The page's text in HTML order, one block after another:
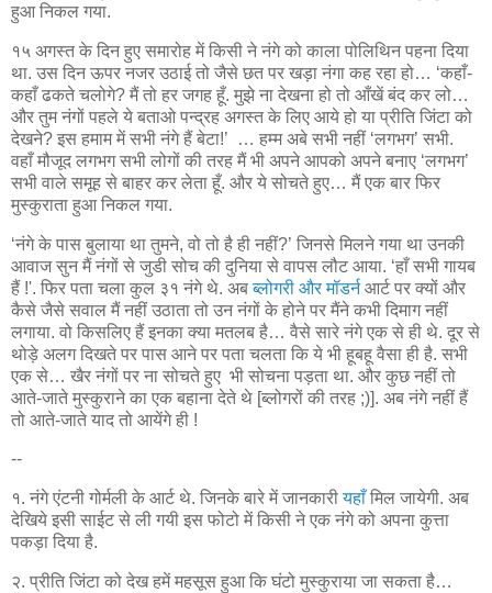
हुआ निकल गया.
१५ अगस्त के दिन हुए समारोह में किसी ने नंगे को काला पोलिथिन पहना दिया
था. उस दिन ऊपर नजर उठाई तो जैसे छत पर खड़ा नंगा कह रहा हो… ‘कहाँ-
कहाँ ढकते चलोगे? मैं तो हर जगह हूँ. मुझे ना देखना हो तो आँखें बंद कर लो…
और तुम नंगों पहले ये बताओ पन्द्रह अगस्त के लिए आये हो या प्रीति जिंटा को
देखने? इस हमाम में सभी नंगे हैं बेटा!’ … हम्म अबे सभी नहीं ‘लगभग’ सभी.
वहाँ मौजूद लगभग सभी लोगों की तरह मैं भी अपने आपको अपने बनाए ‘लगभग’
सभी वाले समूह से बाहर कर लेता हूँ. और ये सोचते हुए… मैं एक बार फिर
मुस्कुराता हुआ निकल गया.
‘नंगे के पास बुलाया था तुमने, वो तो है ही नहीं?’ जिनसे मिलने गया था उनकी
आवाज सुन मैं नंगों से जुडी सोच की दुनिया से वापस लौट आया. ‘हाँ सभी गायब
हैं !'. फिर पता चला कुल ३१ नंगे थे. अबब्लोगरी और मॉडर्नआर्ट पर क्यों और
कैसे जैसे सवाल मैं नहीं उठाता तो उन नंगों के होने पर मैंने कभी दिमाग नहीं
लगाया. वो किसलिए हैं इनका क्या मतलब है… वैसे सारे नंगे एक से ही थे. दूर से
थोड़े अलग दिखते पर पास आने पर पता चलता कि ये भी हूबहू वैसा ही है. सभी
एक से… खैर नंगों पर ना सोचते हुए भी सोचना पड़ता था. और कुछ नहीं तो
आते-जाते मुस्कुराने का एक बहाना देते थे [ब्लोगरों की तरह ;)]. अब नंगे नहीं हैं
तो आते-जाते याद तो आयेंगे ही !
--
१. नंगे एंटनी गोर्मली के आर्ट थे. जिनके बारे में जानकारीयहाँमिल जायेगी. अब
देखिये इसी साईट से ली गयी इस फोटो में किसी ने एक नंगे को अपना कुत्ता
पकड़ा दिया है.
२. प्रीति जिंटा को देख हमें महसूस हुआ कि घंटो मुस्कुराया जा सकता है…